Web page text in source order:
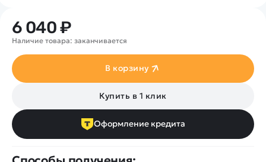
6 040 ₽
Наличие товара: заканчивается
В корзину
Купить в 1 клик
Оформление кредита
Детские электромобили
Спецтехника
Железные дороги
Конструкторы
Запчасти для моделей
Оплата на сайте